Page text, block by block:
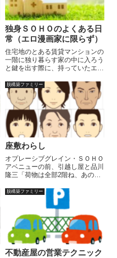
独身ＳＯＨＯのよくある日
常（エロ漫画家に限らず）
住宅地のとある賃貸マンションの
一階に独り暮らす家の中に入ろう
と鍵を出す際に、持っていたエロ
てしまう。ああ！急いで原稿を拾
い集めるが、原稿の先に、子供の
足が・・・子供と目が会う子供
「ママ～！」走って逃げる。ママ
に...
脱構築ファミリー
座敷わらし
オプレーシブグレイン・ＳＯＨＯ
アベニューの前、引越し屋と品川
隆三「荷物は全部2階ね、あのあ
いいですか」「そうそう、そのへ
んで」「荷物少ないわね」「ま、
身軽なほうがいいですから」「そ
うよね、それは何？」「資料で
す...
脱構築ファミリー
不動産屋の営業テクニック